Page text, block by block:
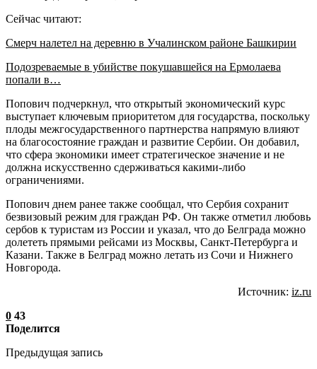
Сейчас читают:
Смерч налетел на деревню в Учалинском районе Башкирии
Подозреваемые в убийстве покушавшейся на Ермолаева
попали в…
Попович подчеркнул, что открытый экономический курс
выступает ключевым приоритетом для государства, поскольку
плоды межгосударственного партнерства напрямую влияют
на благосостояние граждан и развитие Сербии. Он добавил,
что сфера экономики имеет стратегическое значение и не
должна искусственно сдерживаться какими-либо
ограничениями.
Попович днем ранее также сообщал, что Сербия сохранит
безвизовый режим для граждан РФ. Он также отметил любовь
сербов к туристам из России и указал, что до Белграда можно
долететь прямыми рейсами из Москвы, Санкт-Петербурга и
Казани. Также в Белград можно летать из Сочи и Нижнего
Новгорода.
Источник: iz.ru
0 43
Поделится
Предыдущая запись